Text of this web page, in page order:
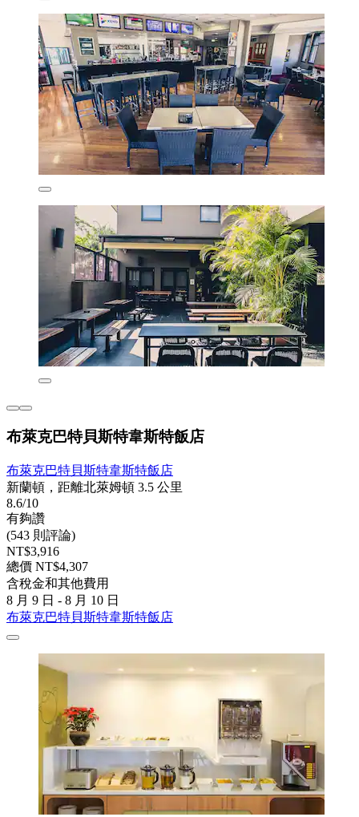
布萊克巴特貝斯特韋斯特飯店
布萊克巴特貝斯特韋斯特飯店
新蘭頓，距離北萊姆頓 3.5 公里
8.6/10
有夠讚
(543 則評論)
NT$3,916
總價 NT$4,307
含稅金和其他費用
8 月 9 日 - 8 月 10 日
布萊克巴特貝斯特韋斯特飯店